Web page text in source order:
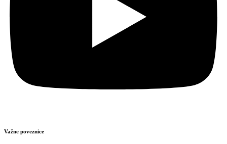
Važne poveznice